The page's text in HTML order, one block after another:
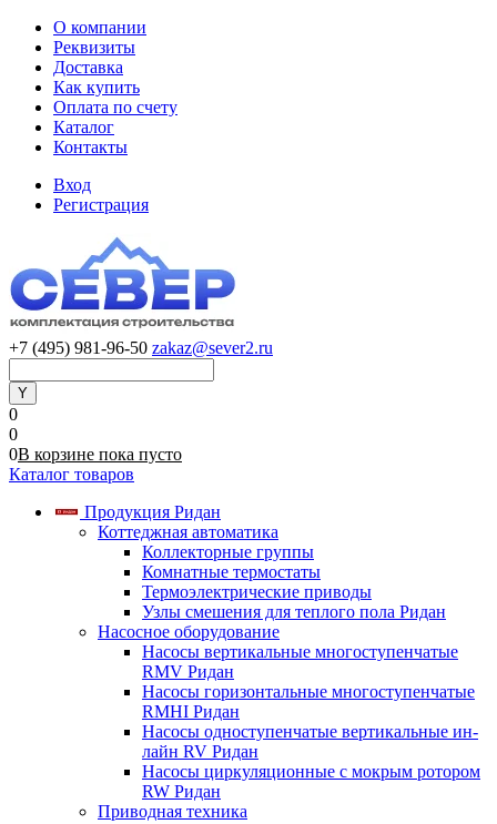
О компании
Реквизиты
Доставка
Как купить
Оплата по счету
Каталог
Контакты
Вход
Регистрация
+7 (495) 981-96-50 zakaz@sever2.ru
0
0
0В корзине пока пусто
Каталог товаров
Продукция Ридан
Коттеджная автоматика
Коллекторные группы
Комнатные термостаты
Термоэлектрические приводы
Узлы смешения для теплого пола Ридан
Насосное оборудование
Насосы вертикальные многоступенчатые
RMV Ридан
Насосы горизонтальные многоступенчатые
RMHI Ридан
Насосы одноступенчатые вертикальные ин-
лайн RV Ридан
Насосы циркуляционные с мокрым ротором
RW Ридан
Приводная техника